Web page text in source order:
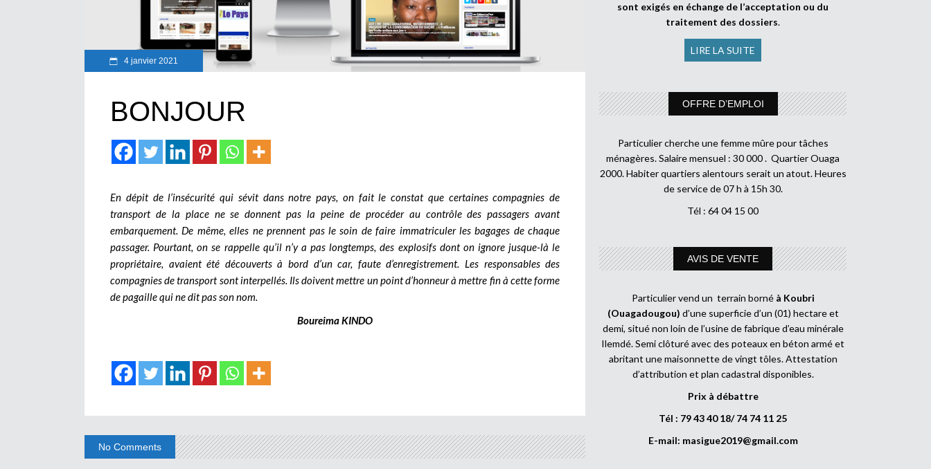
4 janvier 2021
BONJOUR
En dépit de l’insécurité qui sévit dans notre pays, on fait le constat que certaines compagnies de
transport de la place ne se donnent pas la peine de procéder au contrôle des passagers avant
embarquement. De même, elles ne prennent pas le soin de faire immatriculer les bagages de chaque
passager. Pourtant, on se rappelle qu’il n’y a pas longtemps, des explosifs dont on ignore jusque-là le
propriétaire, avaient été découverts à bord d’un car, faute d’enregistrement. Les responsables des
compagnies de transport sont interpellés. Ils doivent mettre un point d’honneur à mettre fin à cette forme
de pagaille qui ne dit pas son nom.
Boureima KINDO
No Comments
sont exigés en échange de l’acceptation ou du
traitement des dossiers.
LIRE LA SUITE
OFFRE D’EMPLOI
Particulier cherche une femme mûre pour tâches
ménagères. Salaire mensuel : 30 000 . Quartier Ouaga
2000. Habiter quartiers alentours serait un atout. Heures
de service de 07 h à 15h 30.
Tél : 64 04 15 00
AVIS DE VENTE
Particulier vend un terrain borné à Koubri
(Ouagadougou) d’une superficie d’un (01) hectare et
demi, situé non loin de l’usine de fabrique d’eau minérale
Ilemdé. Semi clôturé avec des poteaux en béton armé et
abritant une maisonnette de vingt tôles. Attestation
d’attribution et plan cadastral disponibles.
Prix à débattre
Tél : 79 43 40 18/ 74 74 11 25
E-mail: masigue2019@gmail.com